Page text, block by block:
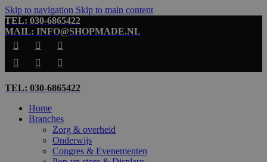
Skip to navigation Skip to main content
TEL: 030-6865422
MAIL: INFO@SHOPMADE.NL
TEL: 030-6865422
Home
Branches
Zorg & overheid
Onderwijs
Congres & Evenementen